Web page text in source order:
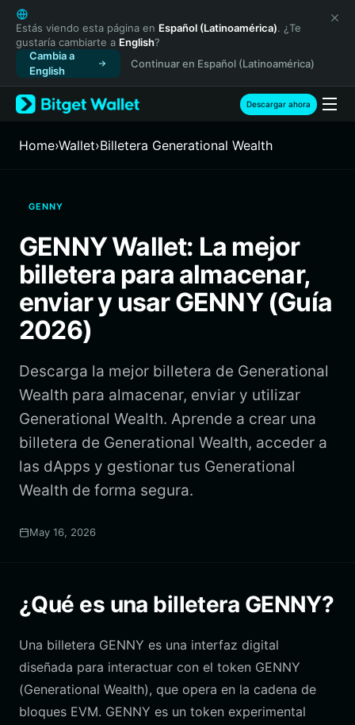
English
日本語
Tiếng Việt
Русский
Español (Latinoamérica)
Türkçe
Français
繁體中文
Bahasa Indonesia
ภาษาไทย
Español
Português (Brasil)
Estás viendo esta página en Español (Latinoamérica). ¿Te
gustaría cambiarte a English?
Cambia a
English
Continuar en Español (Latinoamérica)
Descargar ahora
Home›Wallet›Billetera Generational Wealth
GENNY
GENNY Wallet: La mejor
billetera para almacenar,
enviar y usar GENNY (Guía
2026)
Descarga la mejor billetera de Generational
Wealth para almacenar, enviar y utilizar
Generational Wealth. Aprende a crear una
billetera de Generational Wealth, acceder a
las dApps y gestionar tus Generational
Wealth de forma segura.
May 16, 2026
¿Qué es una billetera GENNY?
Una billetera GENNY es una interfaz digital
diseñada para interactuar con el token GENNY
(Generational Wealth), que opera en la cadena de
bloques EVM. GENNY es un token experimental